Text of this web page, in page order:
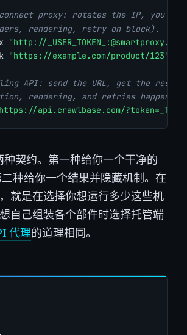
proxy: rotates the IP, you
rendering, retry on block).
"http://
"https://example.com/product/123"
API: send the URL, get the result
rendering, and retries happen
api.crawlbase.com/
种契约。第一种给你一个干净的
种给你一个结果并隐藏机制。在
就是在选择你想运行多少这些机
自己组装各个部件时选择托管端
代理的道理相同。